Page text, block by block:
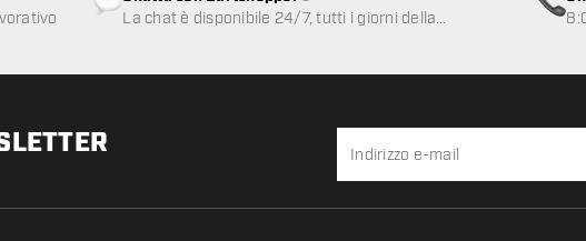
La chat è disponibile 24/7, tutti i giorni della